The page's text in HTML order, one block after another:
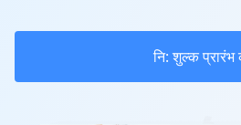
नि: शुल्क प्रारंभ